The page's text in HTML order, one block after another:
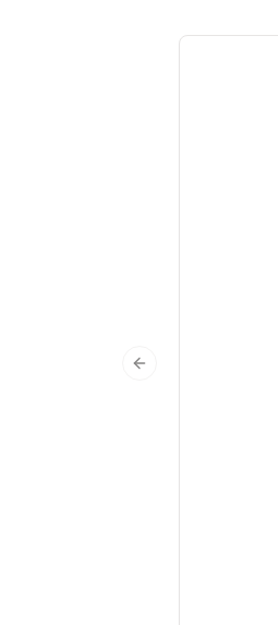
Previous slide